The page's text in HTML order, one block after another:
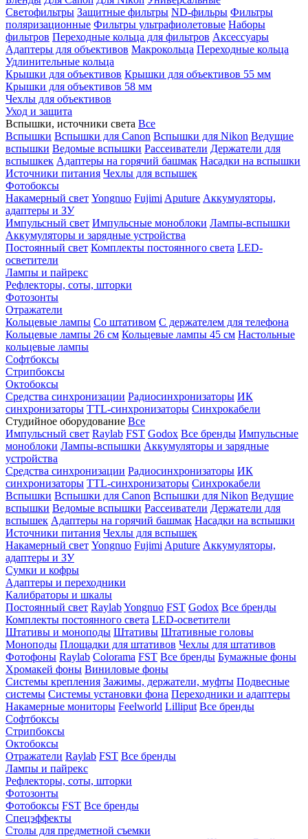
Светофильтры Защитные фильтры ND-фильры Фильтры
поляризационные Фильтры ультрафиолетовые Наборы
фильтров Переходные кольца для фильтров Аксессуары
Адаптеры для объективов Макрокольца Переходные кольца
Удлинительные кольца
Крышки для объективов Крышки для объективов 55 мм
Крышки для объективов 58 мм
Чехлы для объективов
Уход и защита
Вспышки, источники света Все
Вспышки Вспышки для Canon Вспышки для Nikon Ведущие
вспышки Ведомые вспышки Рассеиватели Держатели для
вспышкек Адаптеры на горячий башмак Насадки на вспышки
Источники питания Чехлы для вспышек
Фотобоксы
Накамерный свет Yongnuo Fujimi Aputure Аккумуляторы,
адаптеры и ЗУ
Импульсный свет Импульсные моноблоки Лампы-вспышки
Аккумуляторы и зарядные устройства
Постоянный свет Комплекты постоянного света LED-
осветители
Лампы и пайрекс
Рефлекторы, соты, шторки
Фотозонты
Отражатели
Кольцевые лампы Со штативом С держателем для телефона
Кольцевые лампы 26 см Кольцевые лампы 45 см Настольные
кольцевые лампы
Софтбоксы
Стрипбоксы
Октобоксы
Средства синхронизации Радиосинхронизаторы ИК
синхронизаторы TTL-синхронизаторы Синхрокабели
Студийное оборудование Все
Импульсный свет Raylab FST Godox Все бренды Импульсные
моноблоки Лампы-вспышки Аккумуляторы и зарядные
устройства
Средства синхронизации Радиосинхронизаторы ИК
синхронизаторы TTL-синхронизаторы Синхрокабели
Вспышки Вспышки для Canon Вспышки для Nikon Ведущие
вспышки Ведомые вспышки Рассеиватели Держатели для
вспышек Адаптеры на горячий башмак Насадки на вспышки
Источники питания Чехлы для вспышек
Накамерный свет Yongnuo Fujimi Aputure Аккумуляторы,
адаптеры и ЗУ
Сумки и кофры
Адаптеры и переходники
Калибраторы и шкалы
Постоянный свет RaylabYongnuo FST Godox Все бренды
Комплекты постоянного света LED-осветители
Штативы и моноподы Штативы Штативные головы
Моноподы Площадки для штативов Чехлы для штативов
Фотофоны Raylab Colorama FST Все бренды Бумажные фоны
Хромакей фоны Виниловые фоны
Системы крепления Зажимы, держатели, муфты Подвесные
системы Системы установки фона Переходники и адаптеры
Накамерные мониторы Feelworld Lilliput Все бренды
Софтбоксы
Стрипбоксы
Октобоксы
Отражатели Raylab FST Все бренды
Лампы и пайрекс
Рефлекторы, соты, шторки
Фотозонты
Фотобоксы FST Все бренды
Спецэффекты
Столы для предметной съемки